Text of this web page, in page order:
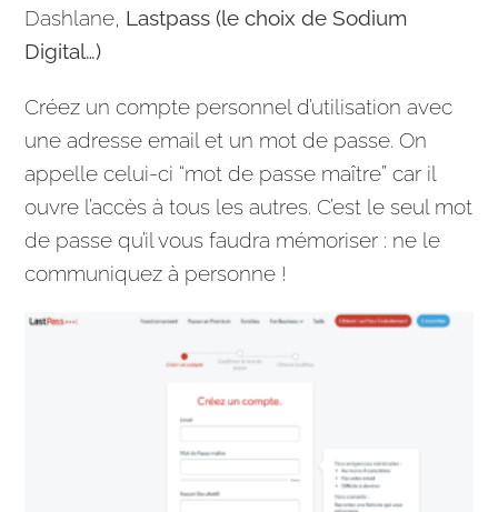
Dashlane, Lastpass (le choix de Sodium
Digital…)
Créez un compte personnel d’utilisation avec
une adresse email et un mot de passe. On
appelle celui-ci “mot de passe maître” car il
ouvre l’accès à tous les autres. C’est le seul mot
de passe qu’il vous faudra mémoriser : ne le
communiquez à personne !